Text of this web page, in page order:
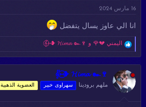
:
16 مارس 2024
انا الي عاوز يسال يتفضل
ت
ف
ا
ع
ل
اليمني 💔🌹 و 𝄟⑅⃝❥ 𝓗𝓲𝓶𝓪 ๛🍷
𝄟⑅⃝❥ 𝓗𝓲𝓶𝓪 ๛🍷
ملهم برودينا سهراوى خبير العضوية الذهبية